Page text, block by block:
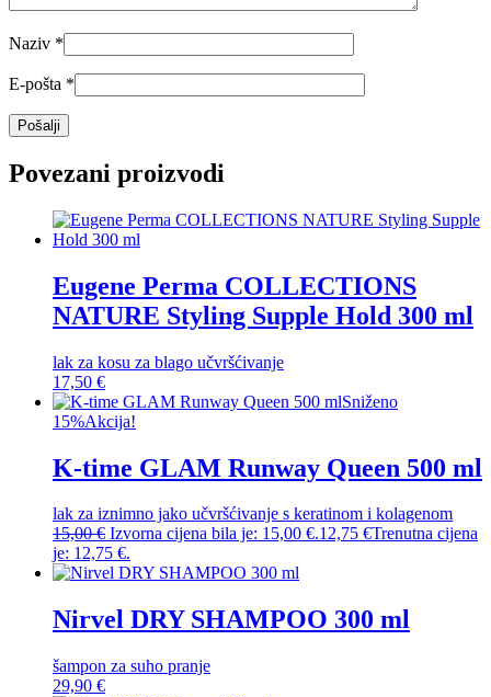
Naziv *
E-pošta *
Povezani proizvodi
Eugene Perma COLLECTIONS
NATURE Styling Supple Hold 300 ml
lak za kosu za blago učvršćivanje
17,50 €
Sniženo
15%Akcija!
K-time GLAM Runway Queen 500 ml
lak za iznimno jako učvršćivanje s keratinom i kolagenom
15,00€ Izvorna cijena bila je: 15,00 €.12,75 €Trenutna cijena
je: 12,75 €.
Nirvel DRY SHAMPOO 300 ml
šampon za suho pranje
29,90 €